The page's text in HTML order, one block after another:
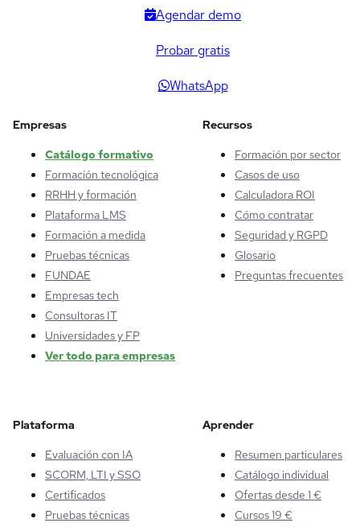
Agendar demo
Probar gratis
WhatsApp
Empresas
Catálogo formativo
Formación tecnológica
RRHH y formación
Plataforma LMS
Formación a medida
Pruebas técnicas
FUNDAE
Empresas tech
Consultoras IT
Universidades y FP
Ver todo para empresas
Recursos
Formación por sector
Casos de uso
Calculadora ROI
Cómo contratar
Seguridad y RGPD
Glosario
Preguntas frecuentes
Plataforma
Evaluación con IA
SCORM, LTI y SSO
Certificados
Pruebas técnicas
Aprender
Resumen particulares
Catálogo individual
Ofertas desde 1 €
Cursos 19 €